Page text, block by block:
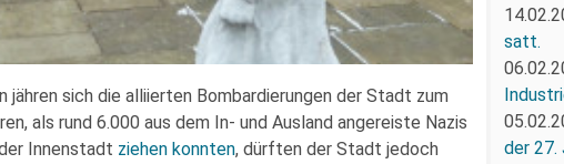
sich die alliierten Bombardierungen der Stadt zum
als rund 6.000 aus dem In- und Ausland angereiste Nazis
Innenstadt ziehen konnten, dürften der Stadt jedoch
satt.
der 27.